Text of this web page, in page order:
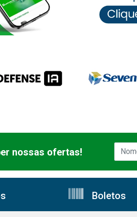
nossas ofertas!
Boletos